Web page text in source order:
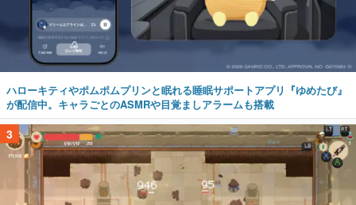
ハローキティやポムポムプリンと眠れる睡眠サポートアプリ『ゆめたび』
が配信中。キャラごとのASMRや目覚ましアラームも搭載
3